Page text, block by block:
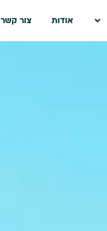
אודות צור קשר